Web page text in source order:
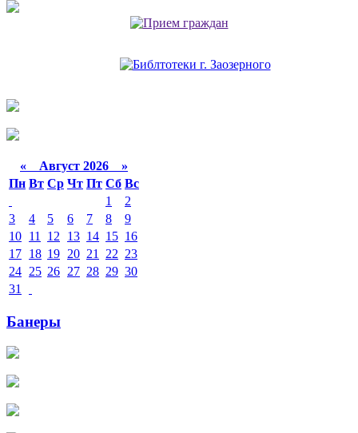
« Август 2026 »
Пн Вт Ср Чт Пт Сб Вс
1
2
3
4 5 6 7 8
9
10 11 12 13 14 15 16
17 18 19 20 21 22 23
24 25 26 27 28 29 30
31
Банеры